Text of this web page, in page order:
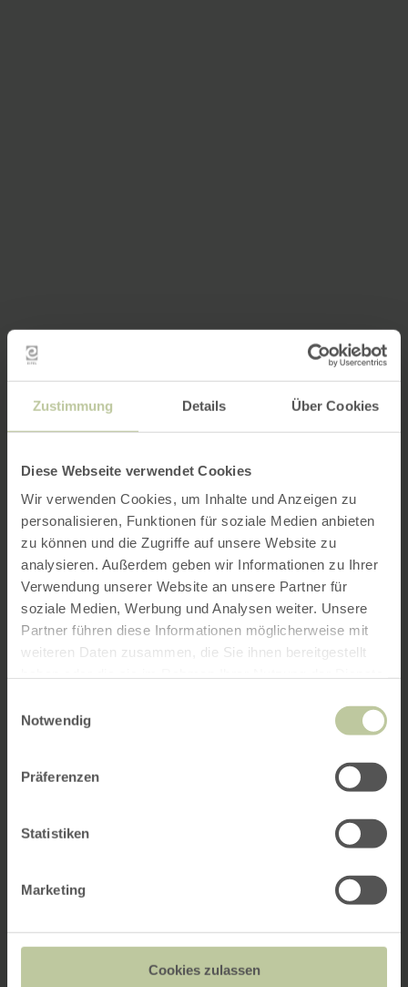
Zustimmung Details Über Cookies
Diese Webseite verwendet Cookies
Wir verwenden Cookies, um Inhalte und Anzeigen zu
personalisieren, Funktionen für soziale Medien anbieten
zu können und die Zugriffe auf unsere Website zu
analysieren. Außerdem geben wir Informationen zu Ihrer
Verwendung unserer Website an unsere Partner für
soziale Medien, Werbung und Analysen weiter. Unsere
Partner führen diese Informationen möglicherweise mit
weiteren Daten zusammen, die Sie ihnen bereitgestellt
Notwendig
Präferenzen
Statistiken
Marketing
Cookies zulassen